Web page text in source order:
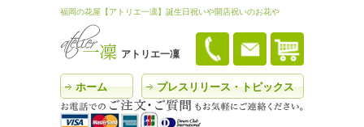
福岡の花屋【アトリエ一凛】誕生日祝いや開店祝いのお花や
アトリエ一凜
ホーム プレスリリース・トピックス